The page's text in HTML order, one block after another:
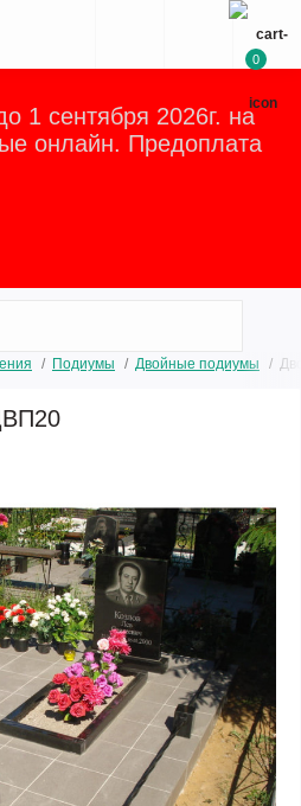
1 сентября 2026г. на
онлайн. Предоплата
0
Подиумы Двойные подиумы